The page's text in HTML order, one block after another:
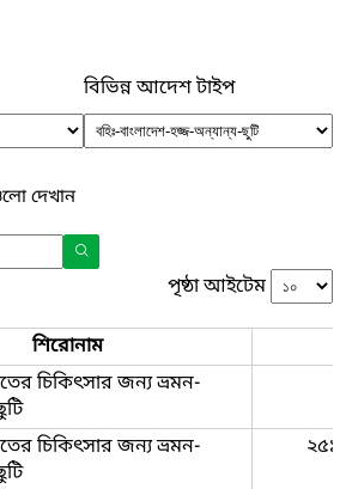
বিভিন্ন আদেশ টাইপ
দেখান
পৃষ্ঠা আইটেম
শিরোনাম
চিকিৎসার জন্য ভ্রমন-
চিকিৎসার জন্য ভ্রমন-